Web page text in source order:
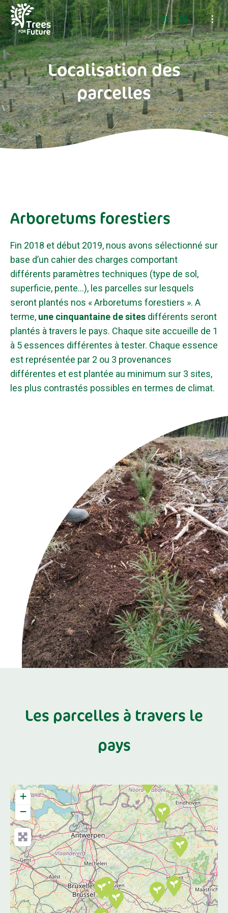
NL EN
Localisation des
parcelles
Arboretums forestiers
Fin 2018 et début 2019, nous avons sélectionné sur
base d’un cahier des charges comportant
différents paramètres techniques (type de sol,
superficie, pente…), les parcelles sur lesquels
seront plantés nos « Arboretums forestiers ». A
terme, une cinquantaine desites différents seront
plantés à travers le pays. Chaque site accueille de 1
à 5 essences différentes à tester. Chaque essence
est représentée par 2 ou 3 provenances
différentes et est plantée au minimum sur 3 sites,
les plus contrastés possibles en termes de climat.
Les parcelles à travers le
pays
+
−